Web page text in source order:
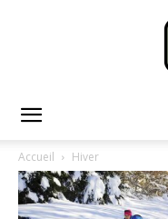
Accueil Hiver